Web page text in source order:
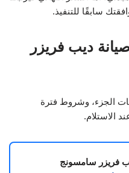
سابقًا للتنفيذ.
ديب فريزر
الجزء، وشروط فترة
الاستلام.
فريزر سامسونج